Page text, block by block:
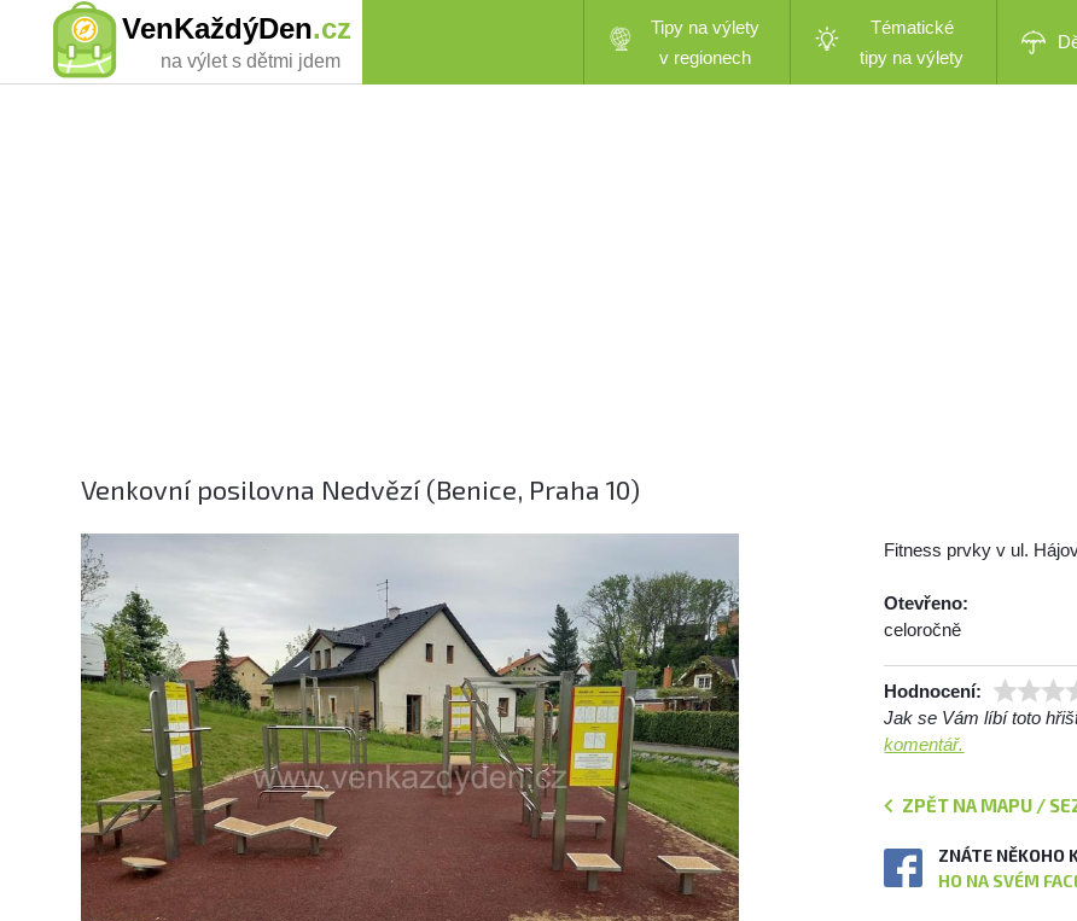
VenKaždýDen.cz
na výlet s dětmi jdem
Tipy na výlety
v regionech
Tématické
tipy na výlety
Venkovní posilovna Nedvězí (Benice, Praha 10)
Fitness prvky v ul.
Otevřeno:
celoročně
Hodnocení:
Jak se Vám líbí toto
komentář.
ZPĚT NA MAPU /
ZNÁTE NĚKOHO
HO NA SVÉM